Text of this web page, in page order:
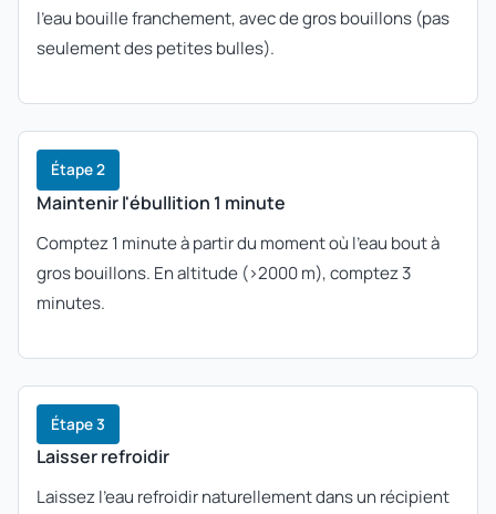
l'eau bouille franchement, avec de gros bouillons (pas
seulement des petites bulles).
Étape 2
Maintenir l'ébullition 1 minute
Comptez 1 minute à partir du moment où l'eau bout à
gros bouillons. En altitude (>2000 m), comptez 3
minutes.
Étape 3
Laisser refroidir
Laissez l'eau refroidir naturellement dans un récipient